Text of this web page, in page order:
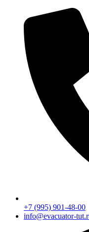
содержимому
+7 (995) 901-48-00
info@evacuator-